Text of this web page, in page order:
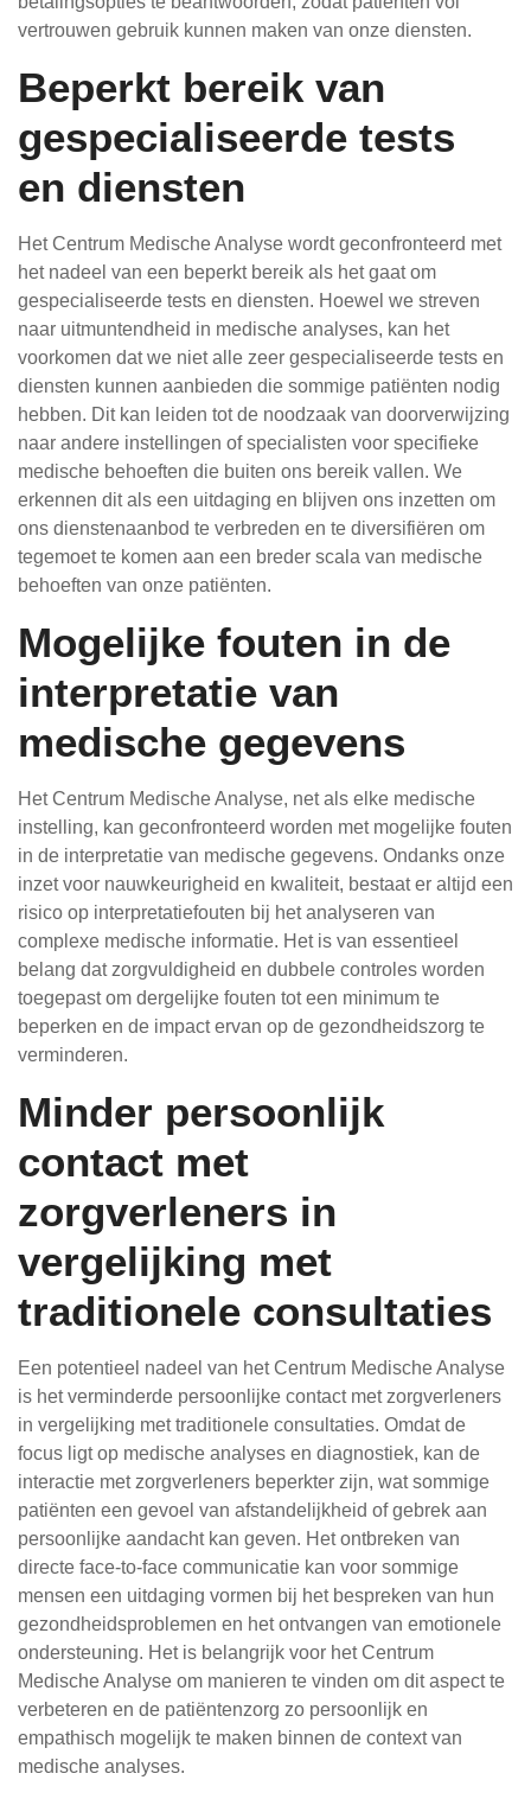
vertrouwen gebruik kunnen maken van onze diensten.
Beperkt bereik van
gespecialiseerde tests
en diensten
Het Centrum Medische Analyse wordt geconfronteerd met
het nadeel van een beperkt bereik als het gaat om
gespecialiseerde tests en diensten. Hoewel we streven
naar uitmuntendheid in medische analyses, kan het
voorkomen dat we niet alle zeer gespecialiseerde tests en
diensten kunnen aanbieden die sommige patiënten nodig
hebben. Dit kan leiden tot de noodzaak van doorverwijzing
naar andere instellingen of specialisten voor specifieke
medische behoeften die buiten ons bereik vallen. We
erkennen dit als een uitdaging en blijven ons inzetten om
ons dienstenaanbod te verbreden en te diversifiëren om
tegemoet te komen aan een breder scala van medische
behoeften van onze patiënten.
Mogelijke fouten in de
interpretatie van
medische gegevens
Het Centrum Medische Analyse, net als elke medische
instelling, kan geconfronteerd worden met mogelijke fouten
in de interpretatie van medische gegevens. Ondanks onze
inzet voor nauwkeurigheid en kwaliteit, bestaat er altijd een
risico op interpretatiefouten bij het analyseren van
complexe medische informatie. Het is van essentieel
belang dat zorgvuldigheid en dubbele controles worden
toegepast om dergelijke fouten tot een minimum te
beperken en de impact ervan op de gezondheidszorg te
verminderen.
Minder persoonlijk
contact met
zorgverleners in
vergelijking met
traditionele consultaties
Een potentieel nadeel van het Centrum Medische Analyse
is het verminderde persoonlijke contact met zorgverleners
in vergelijking met traditionele consultaties. Omdat de
focus ligt op medische analyses en diagnostiek, kan de
interactie met zorgverleners beperkter zijn, wat sommige
patiënten een gevoel van afstandelijkheid of gebrek aan
persoonlijke aandacht kan geven. Het ontbreken van
directe face-to-face communicatie kan voor sommige
mensen een uitdaging vormen bij het bespreken van hun
gezondheidsproblemen en het ontvangen van emotionele
ondersteuning. Het is belangrijk voor het Centrum
Medische Analyse om manieren te vinden om dit aspect te
verbeteren en de patiëntenzorg zo persoonlijk en
empathisch mogelijk te maken binnen de context van
medische analyses.